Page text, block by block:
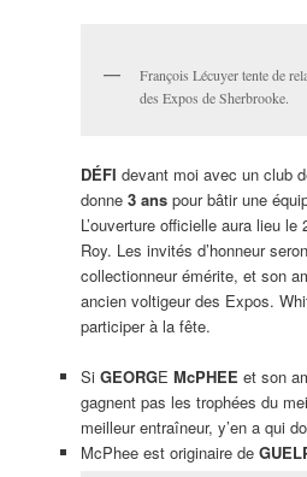
François Lécuyer tente de
des Expos de Sherbrooke.
DÉFI devant moi avec un club
donne 3 anspour bâtir une
L’ouverture officielle aura lieu
Roy. Les invités d’honneur
collectionneur émérite, et son
ancien voltigeur des Expos.
participer à la fête.
Si GEORGE McPHEE et son
gagnent pas les trophées du
meilleur entraîneur, y’en a qui
McPhee est originaire de